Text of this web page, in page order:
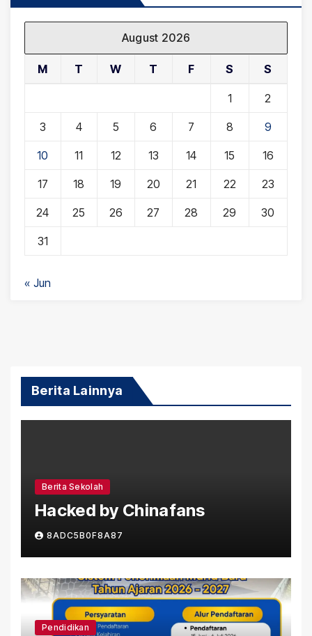
August 2026
M T W T F S S
1 2
3 4 5 6 7 8 9
10 11 12 13 14 15 16
17 18 19 20 21 22 23
24 25 26 27 28 29 30
31
« Jun
Berita Lainnya
Berita Sekolah
Hacked by Chinafans
8ADC5B0F8A87
Pendidikan